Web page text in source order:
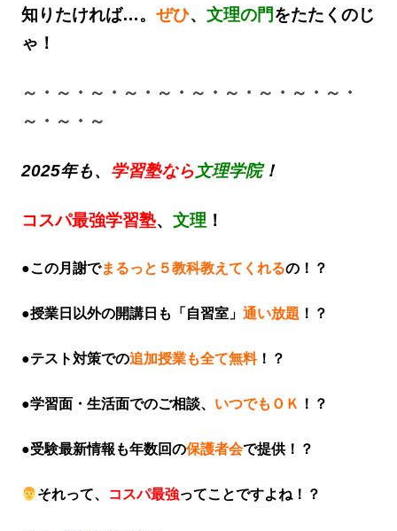
知りたければ…。 ぜひ、 文理の門 をたたくのじ
ゃ！
～・～・～・～・～・～・～・～・～・～・
～・～・～
2025年も、 学習塾なら文理学院！
コスパ最強学習塾、 文理 ！
●この月謝でまるっと５教科教えてくれるの！？
●授業日以外の開講日も「自習室」 通い放題 ！？
●テスト対策での追加授業も全て無料！？
●学習面・生活面でのご相談、 いつでもＯＫ ！？
●受験最新情報も年数回の保護者会で提供！？
それって、 コスパ最強ってことですよね！？